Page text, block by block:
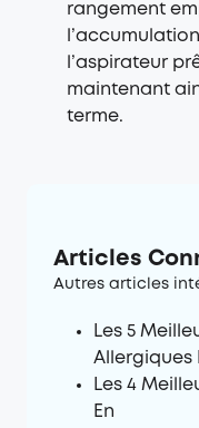
rangement
l’aspirateur
maintenant
terme.
Articles
Autres articles
Les 5
Allergiques
Les 4
En